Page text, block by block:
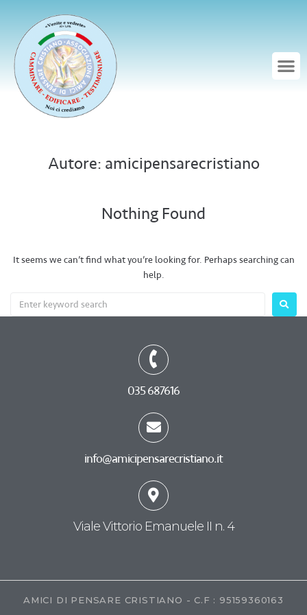
Autore: amicipensarecristiano
Nothing Found
It seems we can’t find what you’re looking for. Perhaps searching can
help.
035 687616
info@amicipensarecristiano.it
Viale Vittorio Emanuele II n. 4
AMICI DI PENSARE CRISTIANO - C.F : 95159360163